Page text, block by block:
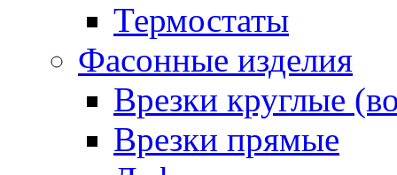
Термостаты
Фасонные изделия
Врезки круглые
Врезки прямые